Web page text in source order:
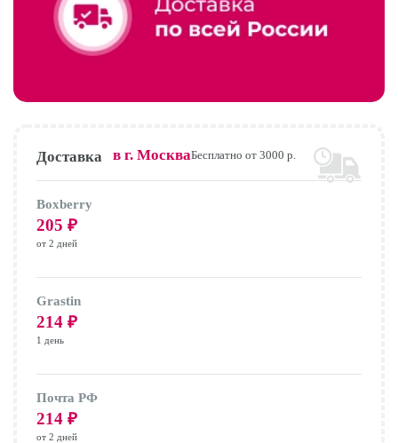
Доставка в г. МоскваБесплатно от 3000 р.
Boxberry
205 ₽
от 2 дней
Grastin
214 ₽
1 день
Почта РФ
214 ₽
от 2 дней